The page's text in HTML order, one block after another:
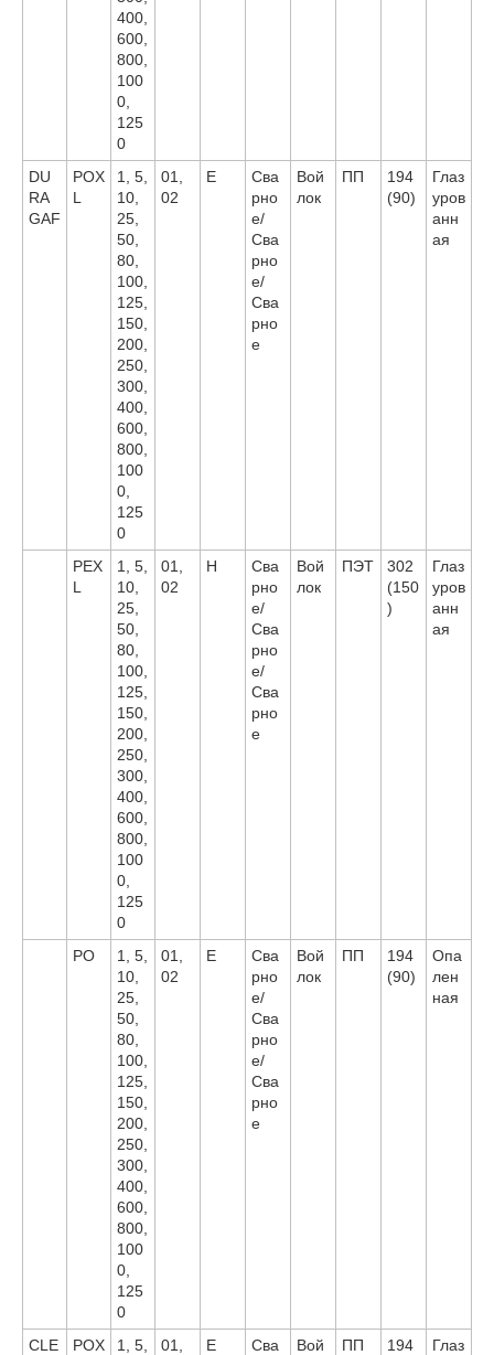
400,
600,
800,
100
0,
125
0
DU
RA
GAF
POX
L
1, 5,
10,
25,
50,
80,
100,
125,
150,
200,
250,
300,
400,
600,
800,
100
0,
125
0
01,
02
E
Сва
рно
е/
Сва
рно
е/
Сва
рно
е
Вой
лок
ПП
194
(90)
Глаз
уров
анн
ая
PEX
L
1, 5,
10,
25,
50,
80,
100,
125,
150,
200,
250,
300,
400,
600,
800,
100
0,
125
0
01,
02
H
Сва
рно
е/
Сва
рно
е/
Сва
рно
е
Вой
лок
ПЭТ
302
(150
)
Глаз
уров
анн
ая
PO
1, 5,
10,
25,
50,
80,
100,
125,
150,
200,
250,
300,
400,
600,
800,
100
0,
125
0
01,
02
E
Сва
рно
е/
Сва
рно
е/
Сва
рно
е
Вой
лок
ПП
194
(90)
Опа
лен
ная
CLE
POX
1, 5,
01,
E
Сва
Вой
ПП
194
Глаз